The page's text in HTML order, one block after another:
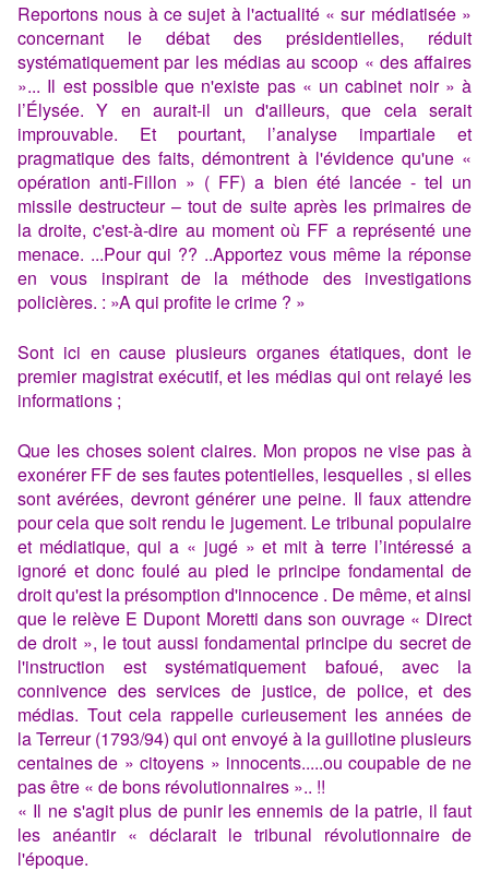
Reportons nous à ce sujet à l'actualité « sur médiatisée »
concernant le débat des présidentielles, réduit
systématiquement par les médias au scoop « des affaires
»... Il est possible que n'existe pas « un cabinet noir » à
l’Élysée. Y en aurait-il un d'ailleurs, que cela serait
improuvable. Et pourtant, l’analyse impartiale et
pragmatique des faits, démontrent à l'évidence qu'une «
opération anti-Fillon » ( FF) a bien été lancée - tel un
missile destructeur – tout de suite après les primaires de
la droite, c'est-à-dire au moment où FF a représenté une
menace. ...Pour qui ?? ..Apportez vous même la réponse
en vous inspirant de la méthode des investigations
policières. : »A qui profite le crime ? »
Sont ici en cause plusieurs organes étatiques, dont le
premier magistrat exécutif, et les médias qui ont relayé les
informations ;
Que les choses soient claires. Mon propos ne vise pas à
exonérer FF de ses fautes potentielles, lesquelles , si elles
sont avérées, devront générer une peine. Il faux attendre
pour cela que soit rendu le jugement. Le tribunal populaire
et médiatique, qui a « jugé » et mit à terre l’intéressé a
ignoré et donc foulé au pied le principe fondamental de
droit qu'est la présomption d'innocence . De même, et ainsi
que le relève E Dupont Moretti dans son ouvrage « Direct
de droit », le tout aussi fondamental principe du secret de
l'instruction est systématiquement bafoué, avec la
connivence des services de justice, de police, et des
médias. Tout cela rappelle curieusement les années de
la Terreur (1793/94) qui ont envoyé à la guillotine plusieurs
centaines de » citoyens » innocents.....ou coupable de ne
pas être « de bons révolutionnaires ».. !!
« Il ne s'agit plus de punir les ennemis de la patrie, il faut
les anéantir « déclarait le tribunal révolutionnaire de
l'époque.